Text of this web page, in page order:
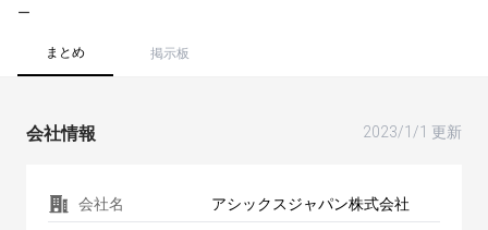
ー
まとめ 掲示板
会社情報 2023/1/1 更新
会社名 アシックスジャパン株式会社